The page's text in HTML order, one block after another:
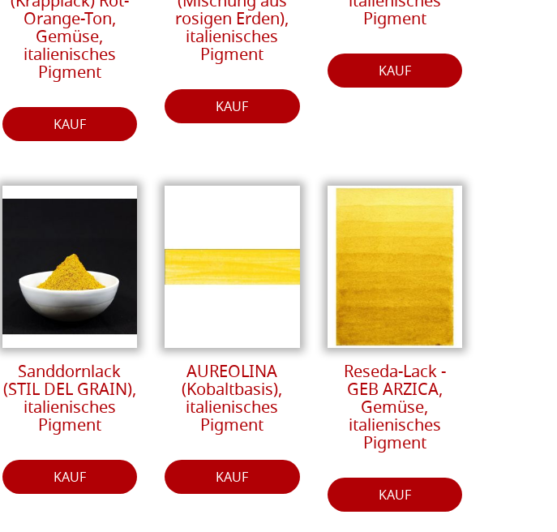
Orange-Ton,
Gemüse,
italienisches
Pigment
KAUF
rosigen Erden),
italienisches
Pigment
KAUF
Pigment
KAUF
Sanddornlack
(STIL DEL GRAIN),
italienisches
Pigment
KAUF
AUREOLINA
(Kobaltbasis),
italienisches
Pigment
KAUF
Reseda-Lack -
GEB ARZICA,
Gemüse,
italienisches
Pigment
KAUF